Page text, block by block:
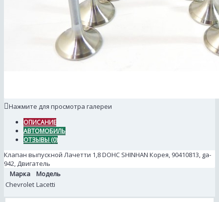
Нажмите для просмотра галереи
ОПИСАНИЕ
АВТОМОБИЛЬ
ОТЗЫВЫ (0)
Клапан выпускной Лачетти 1,8 DOHC SHINHAN Корея, 90410813, ga-
942, Двигатель
Марка
Модель
Chevrolet Lacetti